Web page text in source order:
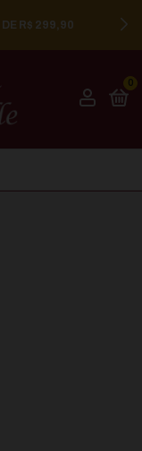
DE R$ 299,90
0